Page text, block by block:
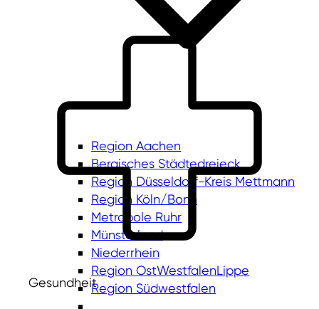
Region Aachen
Bergisches Städtedreieck
Region Düsseldorf-Kreis Mettmann
Region Köln/Bonn
Metropole Ruhr
Münsterland
Niederrhein
Region OstWestfalenLippe
Region Südwestfalen
Gesundheit